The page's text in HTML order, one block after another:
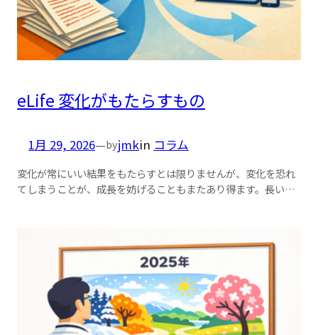
eLife 変化がもたらすもの
1月 29, 2026—byjmkin コラム
変化が常にいい結果をもたらすとは限りませんが、変化を恐れ
てしまうことが、成長を妨げることもまたあり得ます。長い…